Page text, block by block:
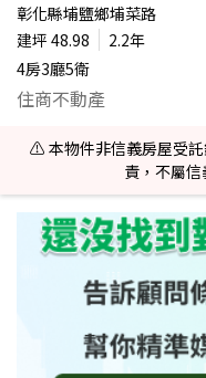
彰化縣埔鹽鄉埔菜路
建坪 48.98
2.2年
4房3廳5衛
住商不動產
⚠️ 本物件非信義房屋受
責，不屬信